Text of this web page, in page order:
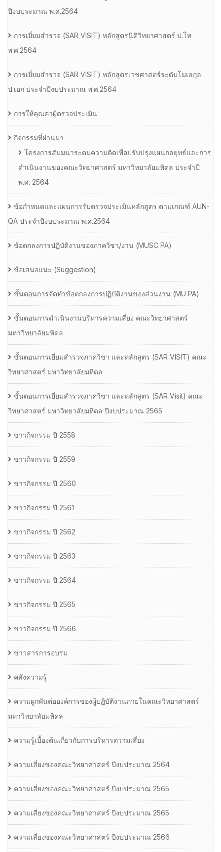
ปีงบประมาณ พ.ศ.2564
การเยี่ยมสํารวจ (SAR VISIT) หลักสูตรนิติวิทยาศาสตร์ ป.โท
พ.ศ.2564
การเยี่ยมสํารวจ (SAR VISIT) หลักสูตรเวชศาสตร์ระดับโมเลกุล
ป.เอก ประจําปีงบประมาณ พ.ศ.2564
การให้คุณค่าผู้ตรวจประเมิน
กิจกรรมที่ผ่านมา
โครงการสัมมนาระดมความคิดเพื่อปรับปรุงแผนกลยุทธ์และการ
ดำเนินงานของคณะวิทยาศาสตร์ มหาวิทยาลัยมหิดล ประจำปี
พ.ศ. 2564
ข้อกำหนดและแผนการรับตรวจประเมินหลักสูตร ตามเกณฑ์ AUN-
QA ประจำปีงบประมาณ พ.ศ.2564
ข้อตกลงการปฏิบัติงานของภาควิชา/งาน (MUSC PA)
ข้อเสนอแนะ (Suggestion)
ขั้นตอนการจัดทำข้อตกลงการปฏิบัติงานของส่วนงาน (MU PA)
ขั้นตอนการดำเนินงานบริหารความเสี่ยง คณะวิทยาศาสตร์
มหาวิทยาลัยมหิดล
ขั้นตอนการเยี่ยมสำรวจภาควิชา และหลักสูตร (SAR VISIT) คณะ
วิทยาศาสตร์ มหาวิทยาลัยมหิดล
ขั้นตอนการเยี่ยมสำรวจภาควิชา และหลักสูตร (SAR Visit) คณะ
วิทยาศาสตร์ มหาวิทยาลัยมหิดล ปีงบประมาณ 2565
ข่าวกิจกรรม ปี 2558
ข่าวกิจกรรม ปี 2559
ข่าวกิจกรรม ปี 2560
ข่าวกิจกรรม ปี 2561
ข่าวกิจกรรม ปี 2562
ข่าวกิจกรรม ปี 2563
ข่าวกิจกรรม ปี 2564
ข่าวกิจกรรม ปี 2565
ข่าวกิจกรรม ปี 2566
ข่าวสารการอบรม
คลังความรู้
ความผูกพันต่อองค์การของผู้ปฏิบัติงานภายในคณะวิทยาศาสตร์
มหาวิทยาลัยมหิดล
ความรู้เบื้องต้นเกี่ยวกับการบริหารความเสี่ยง
ความเสี่ยงของคณะวิทยาศาสตร์ ปีงบประมาณ 2564
ความเสี่ยงของคณะวิทยาศาสตร์ ปีงบประมาณ 2565
ความเสี่ยงของคณะวิทยาศาสตร์ ปีงบประมาณ 2565
ความเสี่ยงของคณะวิทยาศาสตร์ ปีงบประมาณ 2566